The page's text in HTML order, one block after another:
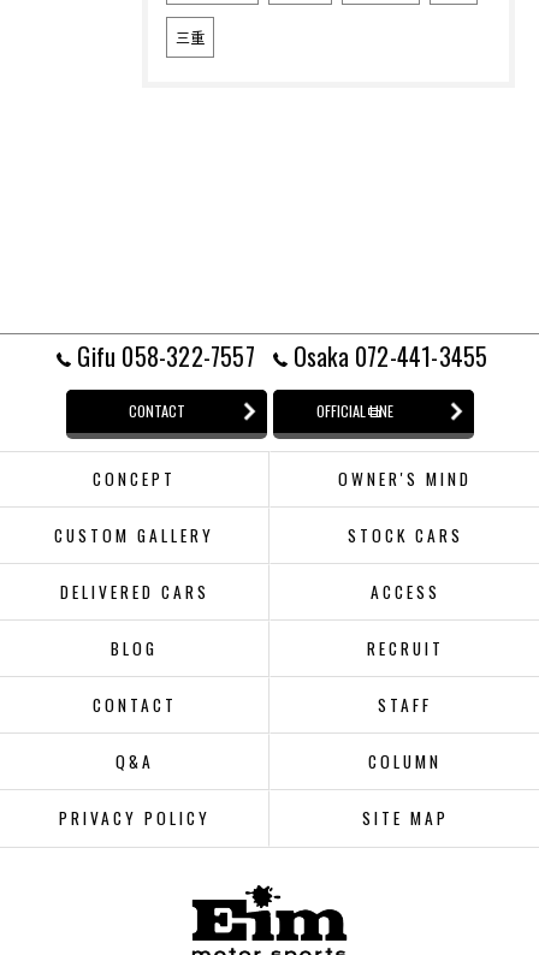
三重
Gifu 058-322-7557 Osaka 072-441-3455
CONTACT OFFICIAL LINE
CONCEPT OWNER'S MIND
CUSTOM GALLERY STOCK CARS
DELIVERED CARS ACCESS
BLOG RECRUIT
CONTACT STAFF
Q&A COLUMN
PRIVACY POLICY SITE MAP